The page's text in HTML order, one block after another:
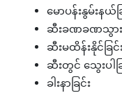
မောပန်းနွမ်းနယ်ခ
ဆီးခဏခဏသွား
ဆီးမထိန်းနိုင်ခြင်
ဆီးတွင် သွေးပါခ
ခါးနာခြင်း